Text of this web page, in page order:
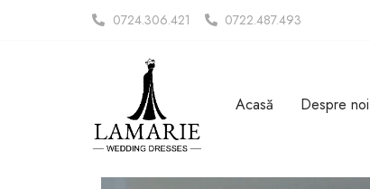
0724.306.421 0722.487.493
Acasă Despre noi